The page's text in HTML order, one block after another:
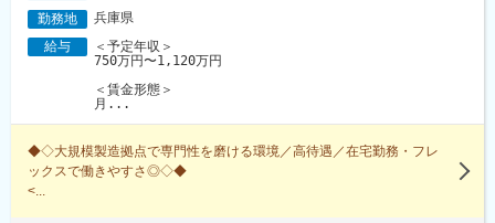
勤務地
兵庫県
給与
＜予定年収＞
750万円〜1,120万円
＜賃金形態＞
月...
◆◇大規模製造拠点で専門性を磨ける環境／高待遇／在宅勤務・フレ
ックスで働きやすさ◎◇◆
<...